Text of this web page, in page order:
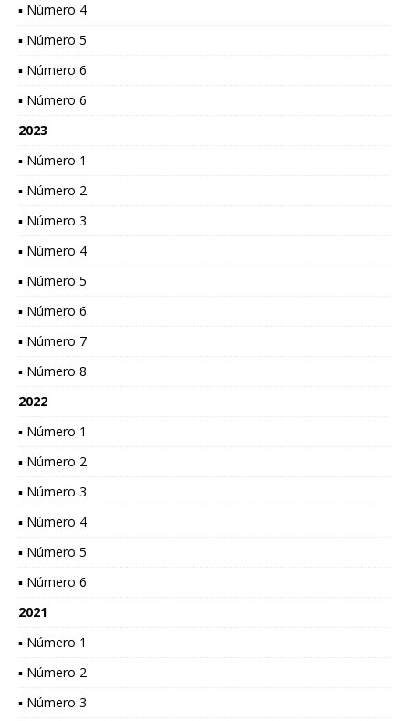
▪ Número 4
▪ Número 5
▪ Número 6
▪ Número 6
2023
▪ Número 1
▪ Número 2
▪ Número 3
▪ Número 4
▪ Número 5
▪ Número 6
▪ Número 7
▪ Número 8
2022
▪ Número 1
▪ Número 2
▪ Número 3
▪ Número 4
▪ Número 5
▪ Número 6
2021
▪ Número 1
▪ Número 2
▪ Número 3